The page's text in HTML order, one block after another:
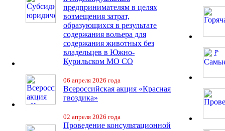
предпринимателям в целях
возмещения затрат,
образующихся в результате
содержания вольера для
содержания животных без
владельцев в Южно-
Курильском МО СО
06 апреля 2026 года
Всероссийская акция «Красная
гвоздика»
02 апреля 2026 года
Проведение консультационной